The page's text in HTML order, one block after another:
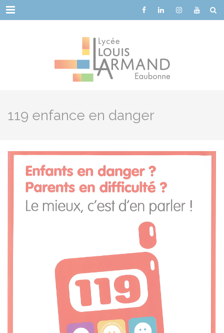
Menu
119 enfance en danger
Cookies management panel